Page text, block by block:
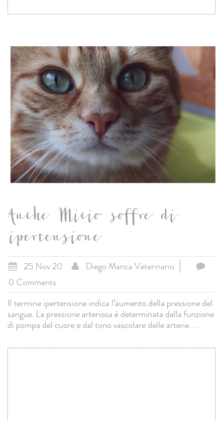
Anche Micio soffre di
ipertensione
25 Nov 20
Diego Manca Veterinario
0 Comments
Il termine ipertensione indica l’aumento della pressione del
sangue. La pressione arteriosa è determinata dalla funzione
di pompa del cuore e dal tono vascolare delle arterie. ...